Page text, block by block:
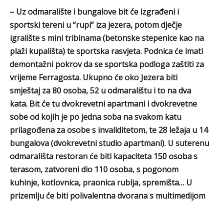
– Uz odmaralište i bungalove bit će izgrađeni i
sportski tereni u “rupi” iza jezera, potom dječje
igralište s mini tribinama (betonske stepenice kao na
plaži kupališta) te sportska rasvjeta. Podnica će imati
demontažni pokrov da se sportska podloga zaštiti za
vrijeme Ferragosta. Ukupno će oko Jezera biti
smještaj za 80 osoba, 52 u odmaralištu i to na dva
kata. Bit će tu dvokrevetni apartmani i dvokrevetne
sobe od kojih je po jedna soba na svakom katu
prilagođena za osobe s invaliditetom, te 28 ležaja u 14
bungalova (dvokrevetni studio apartmani). U suterenu
odmarališta restoran će biti kapaciteta 150 osoba s
terasom, zatvoreni dio 110 osoba, s pogonom
kuhinje, kotlovnica, praonica rublja, spremišta… U
prizemlju će biti polivalentna dvorana s multimedijom